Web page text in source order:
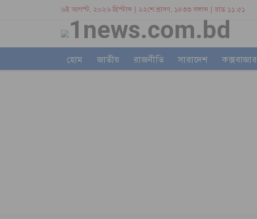
৬ই আগস্ট, ২০২৬ খ্রিস্টাব্দ | ২২শে শ্রাবণ, ১৪৩৩ বঙ্গাব্দ | রাত ১১:৫১
হোম জাতীয় রাজনীতি সারাদেশ কক্সবাজার